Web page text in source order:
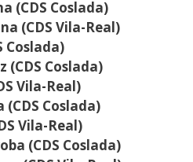
(CDS Coslada)
(CDS Vila-Real)
Coslada)
(CDS Coslada)
Vila-Real)
Coslada)
Vila-Real)
(CDS Coslada)